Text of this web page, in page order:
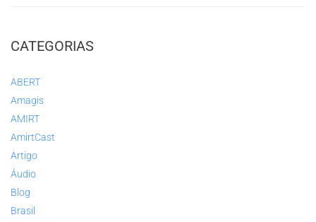
CATEGORIAS
ABERT
Amagis
AMIRT
AmirtCast
Artigo
Áudio
Blog
Brasil